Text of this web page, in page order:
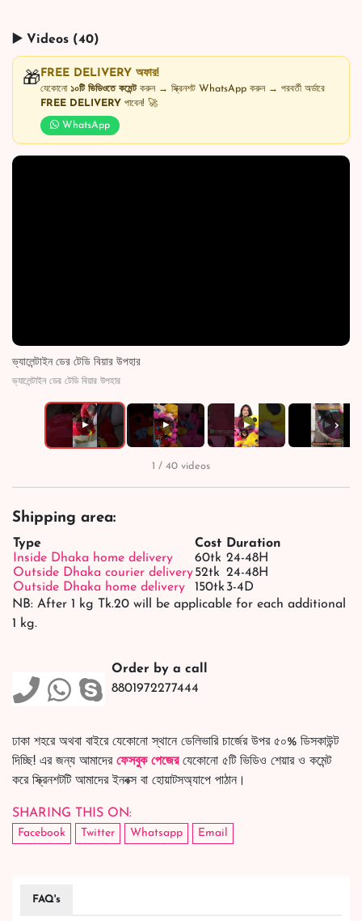
▶️ Videos (40)
🎁 FREE DELIVERY অফার!
যেকোনো ১০টি ভিডিওতে কমেন্টকরুন → স্ক্রিনশট WhatsApp করুন → পরবর্তী অর্ডারে
FREE DELIVERY পাবেন! 🚀
WhatsApp
ভ্যালেন্টাইন ডের টেডি বিয়ার উপহার
ভ্যালেন্টাইন ডের টেডি বিয়ার উপহার
▶ ▶ ▶ ▶ ›
1 / 40 videos
Shipping area:
Type Cost Duration
Inside Dhaka home delivery
60tk 24-48H
Outside Dhaka courier delivery52tk 24-48H
Outside Dhaka home delivery
150tk3-4D
NB: After 1 kg Tk.20 will be applicable for each additional
1 kg.
Order by a call
8801972277444
ঢাকা শহরে অথবা বাইরে যেকোনো স্থানে ডেলিভারি চার্জের উপর ৫০% ডিসকাউন্ট
দিচ্ছি! এর জন্য আমাদের ফেসবুক পেজেরযেকোনো ৫টি ভিডিও শেয়ার ও কমেন্ট
করে স্ক্রিনশটটি আমাদের ইনবক্স বা হোয়াটসঅ্যাপে পাঠান।
SHARING THIS ON:
Facebook Twitter Whatsapp Email
FAQ's